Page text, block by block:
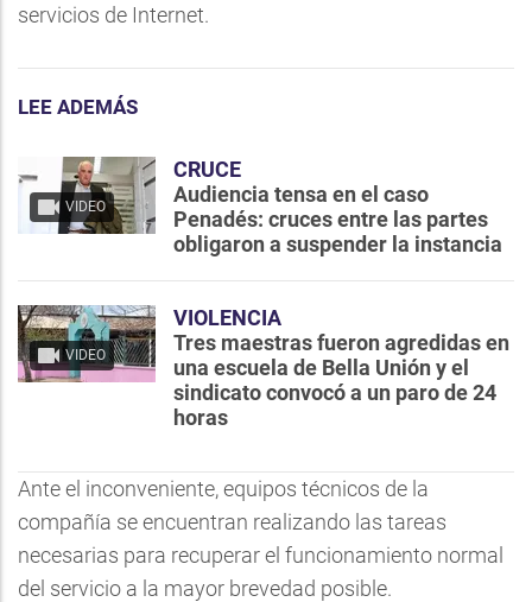
servicios de Internet.
LEE ADEMÁS
VIDEO
CRUCE
Audiencia tensa en el caso
Penadés: cruces entre las partes
obligaron a suspender la instancia
VIDEO
VIOLENCIA
Tres maestras fueron agredidas en
una escuela de Bella Unión y el
sindicato convocó a un paro de 24
horas
Ante el inconveniente, equipos técnicos de la
compañía se encuentran realizando las tareas
necesarias para recuperar el funcionamiento normal
del servicio a la mayor brevedad posible.